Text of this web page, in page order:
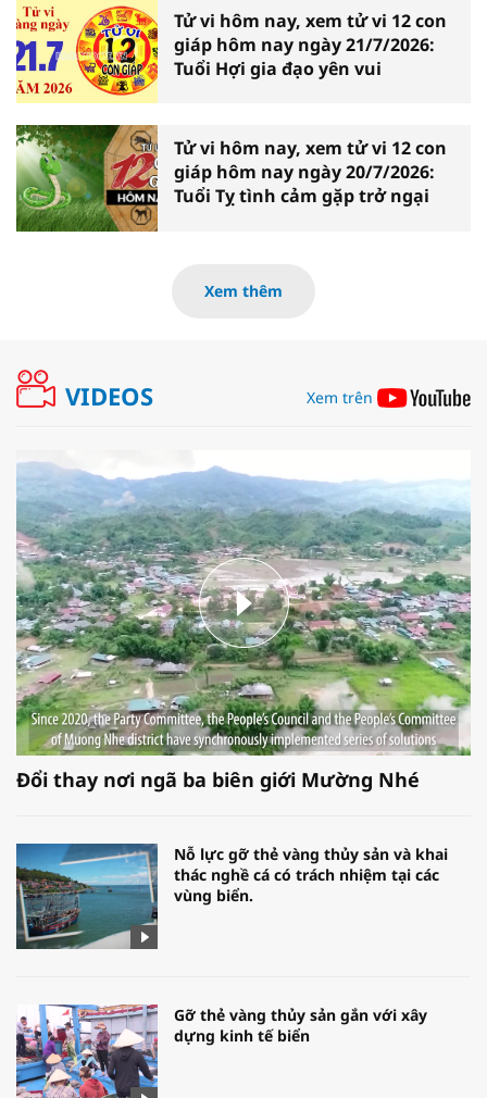
Tử vi hôm nay, xem tử vi 12 con
giáp hôm nay ngày 21/7/2026:
Tuổi Hợi gia đạo yên vui
Tử vi hôm nay, xem tử vi 12 con
giáp hôm nay ngày 20/7/2026:
Tuổi Tỵ tình cảm gặp trở ngại
Xem thêm
VIDEOS Xem trên
Đổi thay nơi ngã ba biên giới Mường Nhé
Nỗ lực gỡ thẻ vàng thủy sản và khai
thác nghề cá có trách nhiệm tại các
vùng biển.
Gỡ thẻ vàng thủy sản gắn với xây
dựng kinh tế biển